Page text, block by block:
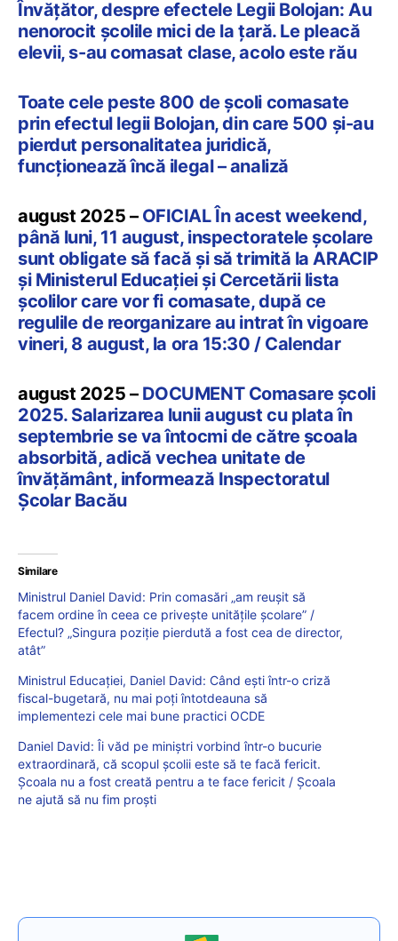
Învățător, despre efectele Legii Bolojan: Au
nenorocit școlile mici de la țară. Le pleacă
elevii, s-au comasat clase, acolo este rău
Toate cele peste 800 de școli comasate
prin efectul legii Bolojan, din care 500 și-au
pierdut personalitatea juridică,
funcționează încă ilegal – analiză
august 2025 – OFICIAL În acest weekend,
până luni, 11 august, inspectoratele școlare
sunt obligate să facă și să trimită la ARACIP
și Ministerul Educației și Cercetării lista
școlilor care vor fi comasate, după ce
regulile de reorganizare au intrat în vigoare
vineri, 8 august, la ora 15:30 / Calendar
august 2025 – DOCUMENT Comasare școli
2025. Salarizarea lunii august cu plata în
septembrie se va întocmi de către școala
absorbită, adică vechea unitate de
învățământ, informează Inspectoratul
Școlar Bacău
Similare
Ministrul Daniel David: Prin comasări „am reușit să
facem ordine în ceea ce privește unitățile școlare” /
Efectul? „Singura poziție pierdută a fost cea de director,
atât”
Ministrul Educației, Daniel David: Când ești într-o criză
fiscal-bugetară, nu mai poți întotdeauna să
implementezi cele mai bune practici OCDE
Daniel David: Îi văd pe miniștri vorbind într-o bucurie
extraordinară, că scopul școlii este să te facă fericit.
Școala nu a fost creată pentru a te face fericit / Școala
ne ajută să nu fim proști